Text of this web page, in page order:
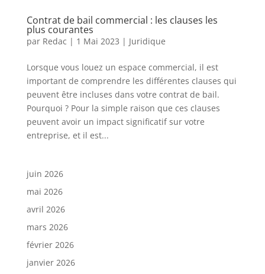
Contrat de bail commercial : les clauses les
plus courantes
par Redac | 1 Mai 2023 | Juridique
Lorsque vous louez un espace commercial, il est
important de comprendre les différentes clauses qui
peuvent être incluses dans votre contrat de bail.
Pourquoi ? Pour la simple raison que ces clauses
peuvent avoir un impact significatif sur votre
entreprise, et il est...
juin 2026
mai 2026
avril 2026
mars 2026
février 2026
janvier 2026